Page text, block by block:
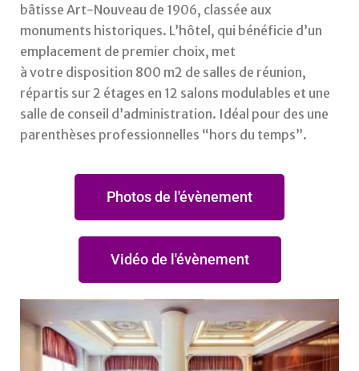
bâtisse Art-Nouveau de 1906, classée aux
monuments historiques. L’hôtel, qui bénéficie d’un
emplacement de premier choix, met
à votre disposition 800 m2 de salles de réunion,
répartis sur 2 étages en 12 salons modulables et une
salle de conseil d’administration. Idéal pour des une
parenthèses professionnelles “hors du temps”.
Photos de l'évènement
Vidéo de l'évènement